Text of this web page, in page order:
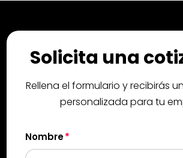
Solicita una
Rellena el formulario y recibirás
personalizada para tu
Nombre